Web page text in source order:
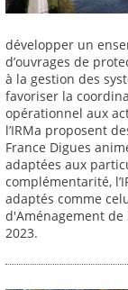
développer un
d’ouvrages de
à la gestion des
favoriser la
opérationnel aux
l’IRMa proposent
France Digues
adaptées aux
complémentarité,
adaptés comme
d'Aménagement de
2023.